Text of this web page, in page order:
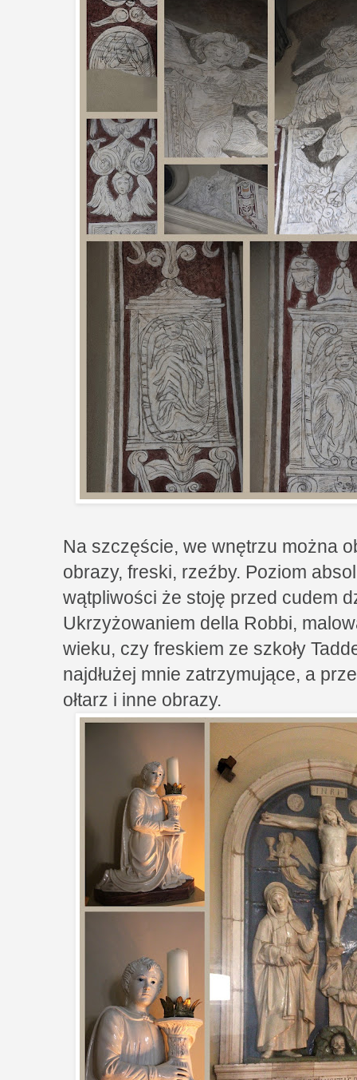
Na szczęście, we wnętrzu można
obrazy, freski, rzeźby. Poziom
wątpliwości że stoję przed cudem
Ukrzyżowaniem della Robbi,
wieku, czy freskiem ze szkoły
najdłużej mnie zatrzymujące, a
ołtarz i inne obrazy.